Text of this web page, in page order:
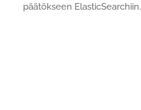
päätökseen ElasticSearchiin.